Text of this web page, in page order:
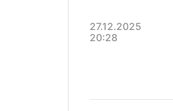
27.12.2025
20:28